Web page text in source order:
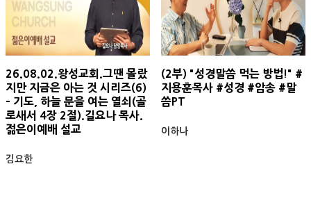
26.08.02.왕성교회.그땐 몰랐
지만 지금은 아는 것 시리즈(6)
- 기도, 하늘 문을 여는 열쇠(골
로새서 4장 2절).길요나 목사.
젊은이예배 설교
김요한
(2부) "성경말씀 먹는 방법!" #
지용훈목사 #성경 #암송 #말
씀PT
이하나